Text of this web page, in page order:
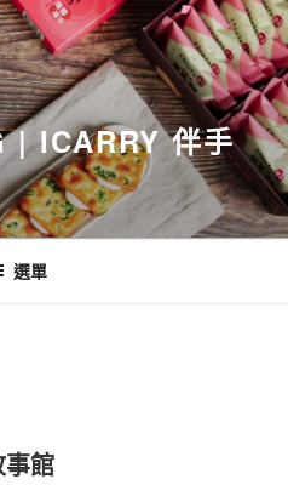
| ICARRY 伴手
選單
館